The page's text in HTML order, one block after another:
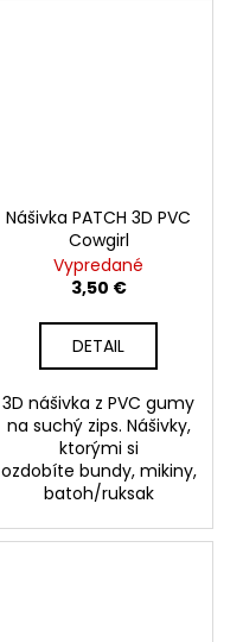
Nášivka PATCH 3D PVC
Cowgirl
Vypredané
3,50 €
DETAIL
3D nášivka z PVC gumy
na suchý zips. Nášivky,
ktorými si
ozdobíte bundy, mikiny,
batoh/ruksak